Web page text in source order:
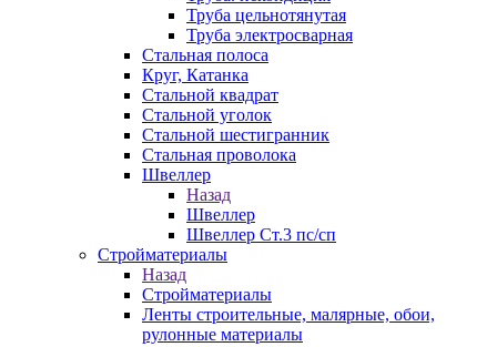
Труба цельнотянутая
Труба электросварная
Стальная полоса
Круг, Катанка
Стальной квадрат
Стальной уголок
Стальной шестигранник
Стальная проволока
Швеллер
Назад
Швеллер
Швеллер Ст.3 пс/сп
Стройматериалы
Назад
Стройматериалы
Ленты строительные, малярные, обои,
рулонные материалы